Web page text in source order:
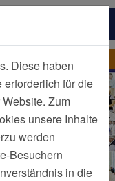
Diese haben
für die
Zum
unsere Inhalte
werden
Besuchern
in die